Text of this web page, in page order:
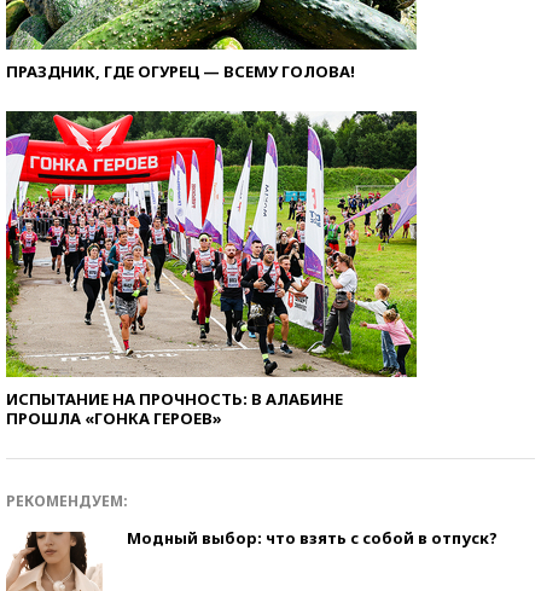
ПРАЗДНИК, ГДЕ ОГУРЕЦ — ВСЕМУ ГОЛОВА!
ИСПЫТАНИЕ НА ПРОЧНОСТЬ: В АЛАБИНЕ
ПРОШЛА «ГОНКА ГЕРОЕВ»
РЕКОМЕНДУЕМ:
Модный выбор: что взять с собой в отпуск?